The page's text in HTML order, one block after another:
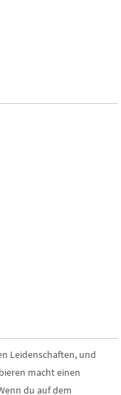
Leidenschaften, und
macht einen
du auf dem